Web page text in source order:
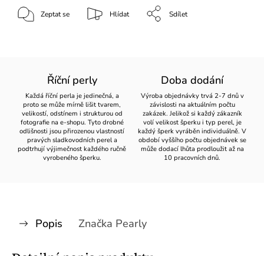
Zeptat se Hlídat Sdílet
Říční perly
Každá říční perla je jedinečná, a
proto se může mírně lišit tvarem,
velikostí, odstínem i strukturou od
fotografie na e-shopu. Tyto drobné
odlišnosti jsou přirozenou vlastností
pravých sladkovodních perel a
podtrhují výjimečnost každého ručně
vyrobeného šperku.
Doba dodání
Výroba objednávky trvá 2-7 dnů v
závislosti na aktuálním počtu
zakázek. Jelikož si každý zákazník
volí velikost šperku i typ perel, je
každý šperk vyráběn individuálně. V
období vyššího počtu objednávek se
může dodací lhůta prodloužit až na
10 pracovních dnů.
Popis Značka Pearly